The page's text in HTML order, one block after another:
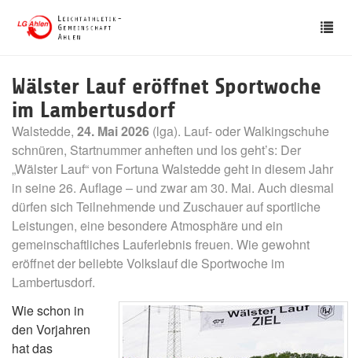
Wälster Lauf eröffnet Sportwoche
im Lambertusdorf
Walstedde, 24. Mai 2026 (lga). Lauf- oder Walkingschuhe
schnüren, Startnummer anheften und los geht’s: Der
„Wälster Lauf“ von Fortuna Walstedde geht in diesem Jahr
in seine 26. Auflage – und zwar am 30. Mai. Auch diesmal
dürfen sich Teilnehmende und Zuschauer auf sportliche
Leistungen, eine besondere Atmosphäre und ein
gemeinschaftliches Lauferlebnis freuen. Wie gewohnt
eröffnet der beliebte Volkslauf die Sportwoche im
Lambertusdorf.
Wie schon in
den Vorjahren
hat das